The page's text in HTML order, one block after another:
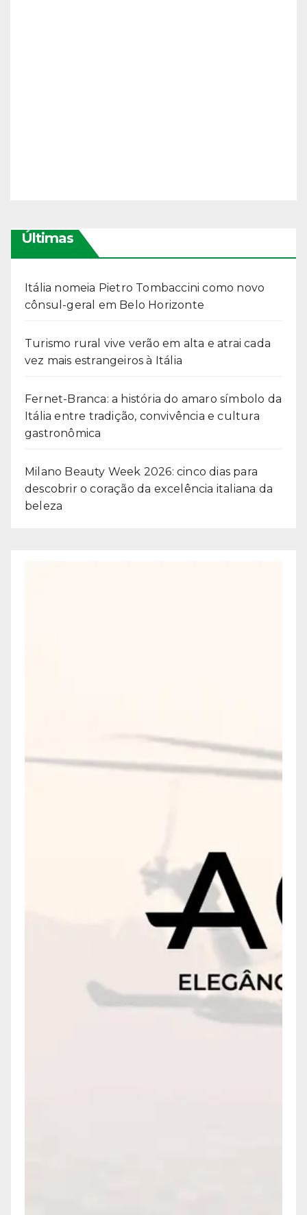
Últimas
Itália nomeia Pietro Tombaccini como novo
cônsul-geral em Belo Horizonte
Turismo rural vive verão em alta e atrai cada
vez mais estrangeiros à Itália
Fernet-Branca: a história do amaro símbolo da
Itália entre tradição, convivência e cultura
gastronômica
Milano Beauty Week 2026: cinco dias para
descobrir o coração da excelência italiana da
beleza